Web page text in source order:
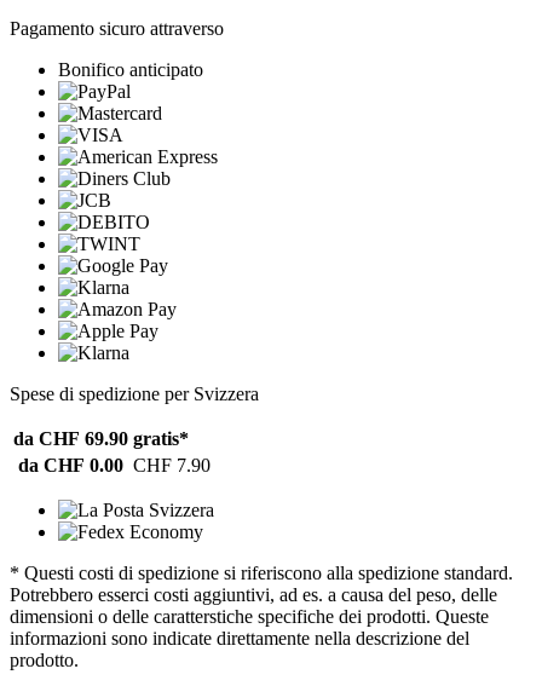
Pagamento sicuro attraverso
Bonifico anticipato
Spese di spedizione per Svizzera
da CHF 69.90 gratis*
da CHF 0.00 CHF 7.90
* Questi costi di spedizione si riferiscono alla spedizione standard.
Potrebbero esserci costi aggiuntivi, ad es. a causa del peso, delle
dimensioni o delle caratterstiche specifiche dei prodotti. Queste
informazioni sono indicate direttamente nella descrizione del
prodotto.